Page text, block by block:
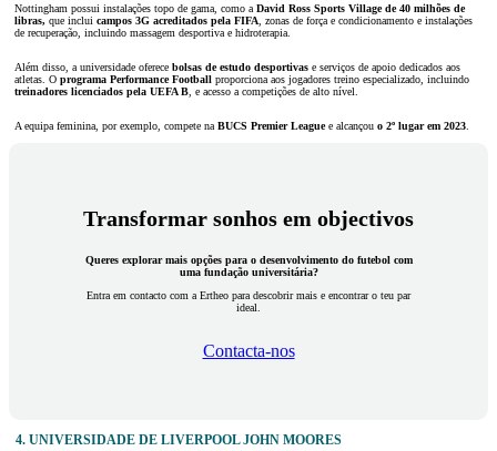
Nottingham possui instalações topo de gama, como a David Ross Sports Village de 40 milhões de
libras, que inclui campos 3G acreditados pela FIFA , zonas de força e condicionamento e instalações
de recuperação, incluindo massagem desportiva e hidroterapia.
Além disso, a universidade oferece bolsas de estudo desportivas e serviços de apoio dedicados aos
atletas. O programa Performance Football proporciona aos jogadores treino especializado, incluindo
treinadores licenciados pela UEFA B , e acesso a competições de alto nível.
A equipa feminina, por exemplo, compete na BUCS Premier Leaguee alcançou o 2º lugar em 2023
Transformar sonhos em objectivos
Queres explorar mais opções para o desenvolvimento do futebol com
uma fundação universitária?
Entra em contacto com a Ertheo para descobrir mais e encontrar o teu par
ideal.
Contacta-nos
4. UNIVERSIDADE DE LIVERPOOL JOHN MOORES